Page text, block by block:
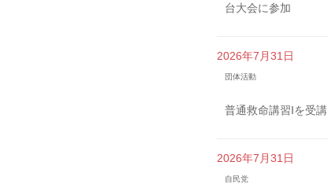
台大会に参加
2026年7月31日
団体活動
普通救命講習Iを受講
2026年7月31日
自民党